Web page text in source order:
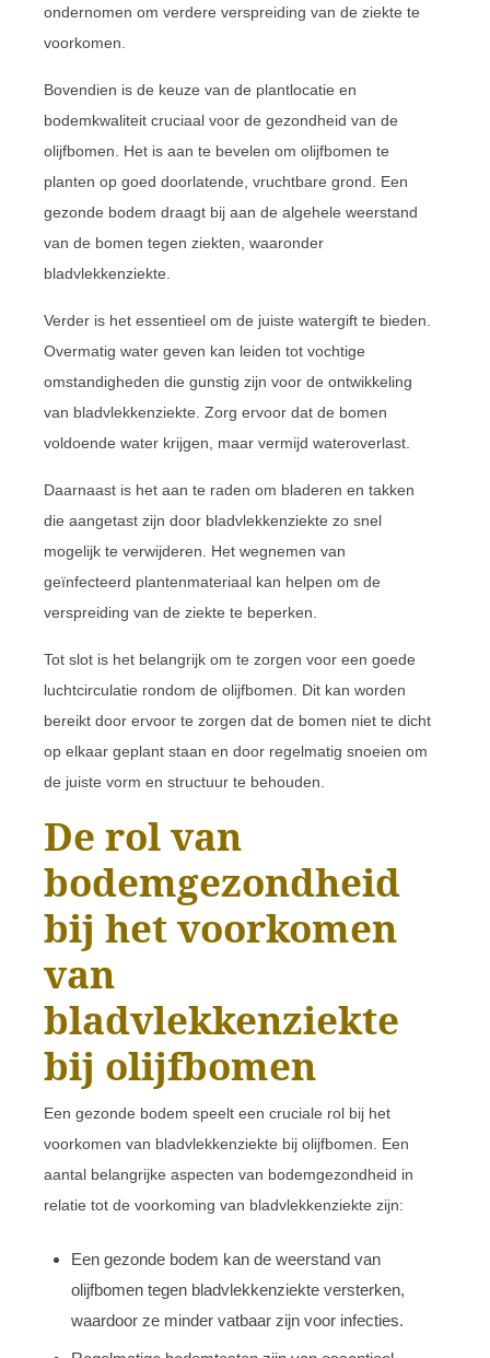
ondernomen om verdere verspreiding van de ziekte te
voorkomen.
Bovendien is de keuze van de plantlocatie en
bodemkwaliteit cruciaal voor de gezondheid van de
olijfbomen. Het is aan te bevelen om olijfbomen te
planten op goed doorlatende, vruchtbare grond. Een
gezonde bodem draagt bij aan de algehele weerstand
van de bomen tegen ziekten, waaronder
bladvlekkenziekte.
Verder is het essentieel om de juiste watergift te bieden.
Overmatig water geven kan leiden tot vochtige
omstandigheden die gunstig zijn voor de ontwikkeling
van bladvlekkenziekte. Zorg ervoor dat de bomen
voldoende water krijgen, maar vermijd wateroverlast.
Daarnaast is het aan te raden om bladeren en takken
die aangetast zijn door bladvlekkenziekte zo snel
mogelijk te verwijderen. Het wegnemen van
geïnfecteerd plantenmateriaal kan helpen om de
verspreiding van de ziekte te beperken.
Tot slot is het belangrijk om te zorgen voor een goede
luchtcirculatie rondom de olijfbomen. Dit kan worden
bereikt door ervoor te zorgen dat de bomen niet te dicht
op elkaar geplant staan en door regelmatig snoeien om
de juiste vorm en structuur te behouden.
De rol van
bodemgezondheid
bij het voorkomen
van
bladvlekkenziekte
bij olijfbomen
Een gezonde bodem speelt een cruciale rol bij het
voorkomen van bladvlekkenziekte bij olijfbomen. Een
aantal belangrijke aspecten van bodemgezondheid in
relatie tot de voorkoming van bladvlekkenziekte zijn:
Een gezonde bodem kan de weerstand van
olijfbomen tegen bladvlekkenziekte versterken,
waardoor ze minder vatbaar zijn voor infecties.